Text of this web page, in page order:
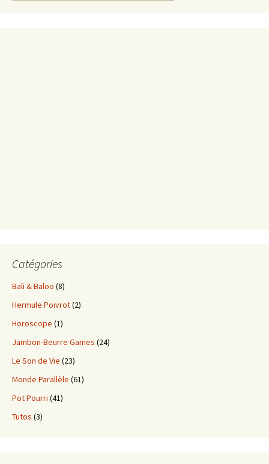
Catégories
Bali & Baloo (8)
Hermule Poivrot(2)
Horoscope (1)
Jambon-Beurre Games (24)
Le Son de Vie (23)
Monde Parallèle (61)
Pot Pourri (41)
Tutos (3)